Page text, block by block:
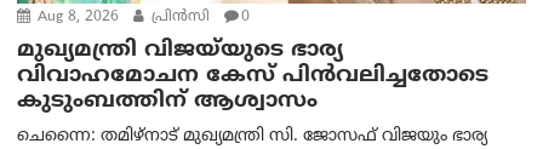
Aug 8, 2026 പ്രിന്‍സി 0
മുഖ്യമന്ത്രി വിജയ്‌യുടെ ഭാര്യ
വിവാഹമോചന കേസ് പിൻവലിച്ചതോടെ
കുടുംബത്തിന് ആശ്വാസം
ചെന്നൈ: തമിഴ്‌നാട് മുഖ്യമന്ത്രി സി. ജോസഫ് വിജയും ഭാര്യ